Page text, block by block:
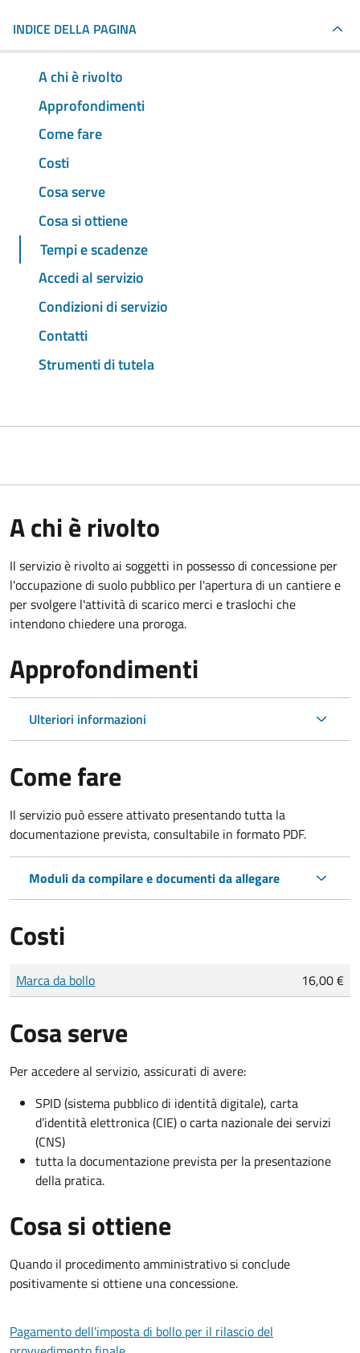
INDICE DELLA PAGINA
A chi è rivolto
Approfondimenti
Come fare
Costi
Cosa serve
Cosa si ottiene
Tempi e scadenze
Accedi al servizio
Condizioni di servizio
Contatti
Strumenti di tutela
A chi è rivolto
Il servizio è rivolto ai soggetti in possesso di concessione per
l'occupazione di suolo pubblico per l'apertura di un cantiere e
per svolgere l'attività di scarico merci e traslochi che
intendono chiedere una proroga.
Approfondimenti
Ulteriori informazioni
Come fare
Il servizio può essere attivato presentando tutta la
documentazione prevista, consultabile in formato PDF.
Moduli da compilare e documenti da allegare
Costi
Tipo di pagamento
Importo
Marca da bollo 16,00 €
Cosa serve
Per accedere al servizio, assicurati di avere:
SPID (sistema pubblico di identità digitale), carta
d’identità elettronica (CIE) o carta nazionale dei servizi
(CNS)
tutta la documentazione prevista per la presentazione
della pratica.
Cosa si ottiene
Quando il procedimento amministrativo si conclude
positivamente si ottiene una concessione.
Pagamento dell'imposta di bollo per il rilascio del